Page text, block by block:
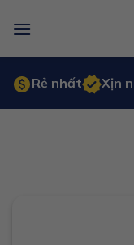
qua
Rẻ nhất
Xịn